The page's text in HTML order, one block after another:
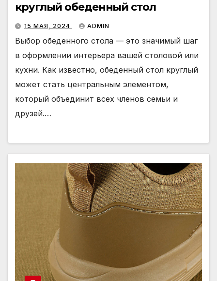
круглый обеденный стол
15 МАЯ, 2024 ADMIN
Выбор обеденного стола — это значимый шаг
в оформлении интерьера вашей столовой или
кухни. Как известно, обеденный стол круглый
может стать центральным элементом,
который объединит всех членов семьи и
друзей.…